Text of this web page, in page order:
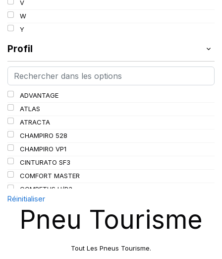
100
101
102
103
104
105
106
107
108
109
110
111
114
V
W
Y
Profil
ADVANTAGE
ATLAS
ATRACTA
CHAMPIRO 528
CHAMPIRO VP1
CINTURATO SF3
COMFORT MASTER
COMPETUS H/P3
CORONA
CROSS WIND
CROSS WIND HP010
Réinitialiser
Pneu Tourisme
Tout Les Pneus Tourisme.